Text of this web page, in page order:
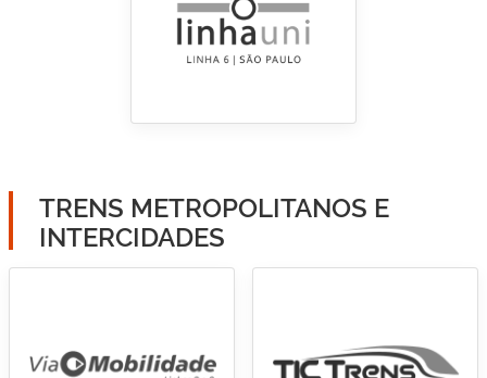
TRENS METROPOLITANOS E
INTERCIDADES